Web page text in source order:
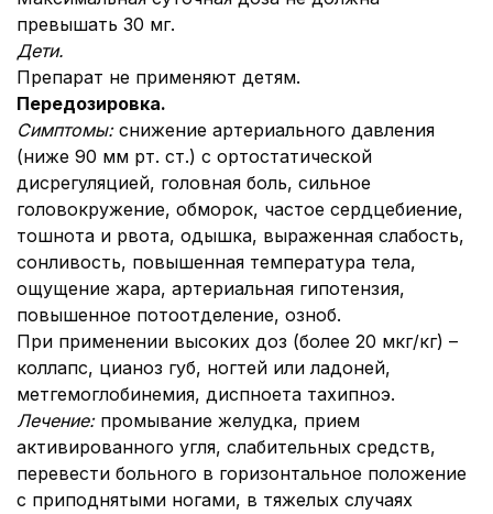
превышать 30 мг.
Дети.
Препарат не применяют детям.
Передозировка.
Симптомы: снижение артериального давления
(ниже 90 мм рт. ст.) с ортостатической
дисрегуляцией, головная боль, сильное
головокружение, обморок, частое сердцебиение,
тошнота и рвота, одышка, выраженная слабость,
сонливость, повышенная температура тела,
ощущение жара, артериальная гипотензия,
повышенное потоотделение, озноб.
При применении высоких доз (более 20 мкг/кг) –
коллапс, цианоз губ, ногтей или ладоней,
метгемоглобинемия, диспноета тахипноэ.
Лечение: промывание желудка, прием
активированного угля, слабительных средств,
перевести больного в горизонтальное положение
с приподнятыми ногами, в тяжелых случаях